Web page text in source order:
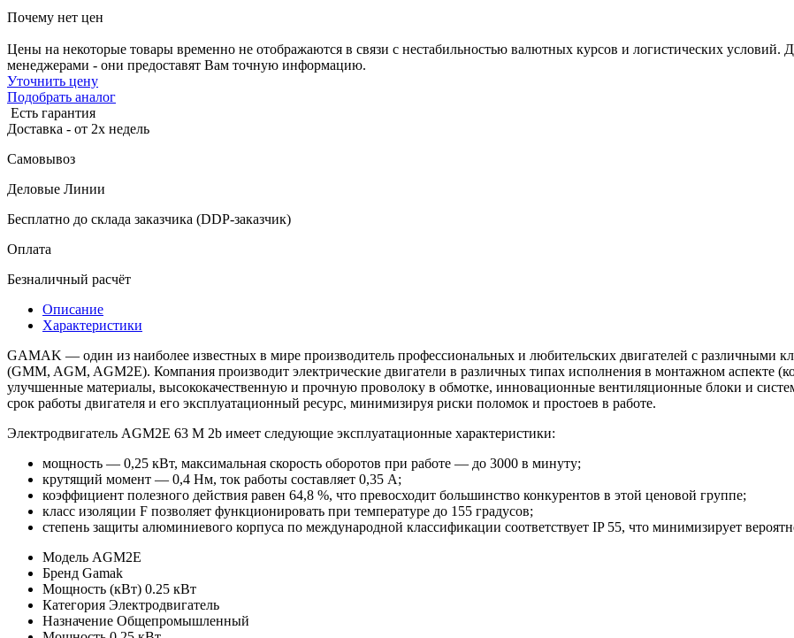
Почему нет цен
Цены на некоторые товары временно не отображаются в связи с нестабильностью валютных курсов и логистических условий.
менеджерами - они предоставят Вам точную информацию.
Уточнить цену
Подобрать аналог
Есть гарантия
Доставка - от 2х недель
Самовывоз
Деловые Линии
Бесплатно до склада заказчика (DDP-заказчик)
Оплата
Безналичный расчёт
Описание
Характеристики
GAMAK — один из наиболее известных в мире производитель профессиональных и любительских двигателей с различными
(GMM, AGM, AGM2E). Компания производит электрические двигатели в различных типах исполнения в монтажном аспекте
улучшенные материалы, высококачественную и прочную проволоку в обмотке, инновационные вентиляционные блоки и
срок работы двигателя и его эксплуатационный ресурс, минимизируя риски поломок и простоев в работе.
Электродвигатель AGM2E 63 M 2b имеет следующие эксплуатационные характеристики:
мощность — 0,25 кВт, максимальная скорость оборотов при работе — до 3000 в минуту;
крутящий момент — 0,4 Нм, ток работы составляет 0,35 А;
коэффициент полезного действия равен 64,8 %, что превосходит большинство конкурентов в этой ценовой группе;
класс изоляции F позволяет функционировать при температуре до 155 градусов;
степень защиты алюминиевого корпуса по международной классификации соответствует IP 55, что минимизирует
Модель AGM2E
Бренд Gamak
Мощность (кВт) 0.25 кВт
Категория Электродвигатель
Назначение Общепромышленный